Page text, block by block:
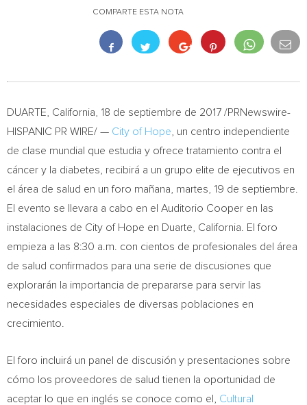
COMPARTE ESTA NOTA
DUARTE, California , 18 de septiembre de 2017 /PRNewswire-
HISPANIC PR WIRE/ — City of Hope , un centro independiente
de clase mundial que estudia y ofrece tratamiento contra el
cáncer y la diabetes, recibirá a un grupo elite de ejecutivos en
el área de salud en un foro mañana, martes, 19 de septiembre.
El evento se llevara a cabo en el Auditorio Cooper en las
instalaciones de City of Hope en Duarte, California . El foro
empieza a las 8:30 a.m.
con cientos de profesionales del área
de salud confirmados para una serie de discusiones que
explorarán la importancia de prepararse para servir las
necesidades especiales de diversas poblaciones en
crecimiento.
El foro incluirá un panel de discusión y presentaciones sobre
cómo los proveedores de salud tienen la oportunidad de
aceptar lo que en inglés se conoce como el, Cultural